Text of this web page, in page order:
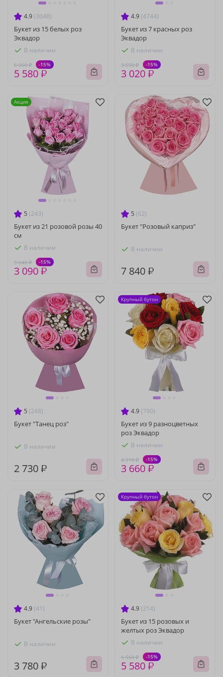
4.9 (3048)
Букет из 15 белых роз
Эквадор
В наличии
6 560 ₽ -15%
5 580 ₽
4.9 (4744)
Букет из 7 красных роз
Эквадор
В наличии
3 550 ₽ -15%
3 020 ₽
5 (243)
Букет из 21 розовой розы 40
см
В наличии
3 640 ₽ -15%
3 090 ₽
Акция
5 (62)
Букет "Розовый каприз"
В наличии
7 840 ₽
5 (248)
Букет "Танец роз"
В наличии
2 730 ₽
4.9 (790)
Букет из 9 разноцветных
роз Эквадор
В наличии
4 310 ₽ -15%
3 660 ₽
Крупный бутон
4.9 (41)
Букет "Ангельские розы"
В наличии
3 780 ₽
4.9 (214)
Букет из 15 розовых и
желтых роз Эквадор
В наличии
6 560 ₽ -15%
5 580 ₽
Крупный бутон